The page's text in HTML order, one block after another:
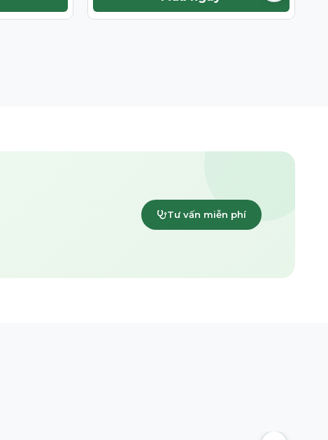
Tư vấn miễn phí